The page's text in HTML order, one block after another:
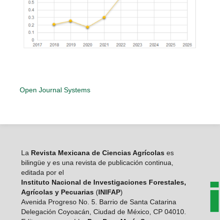
Open Journal Systems
La Revista Mexicana de Ciencias Agrícolas es
bilingüe y es una revista de publicación continua,
editada por el
Instituto Nacional de Investigaciones Forestales,
Agrícolas y Pecuarias (INIFAP)
Avenida Progreso No. 5. Barrio de Santa Catarina
Delegación Coyoacán, Ciudad de México, CP 04010.